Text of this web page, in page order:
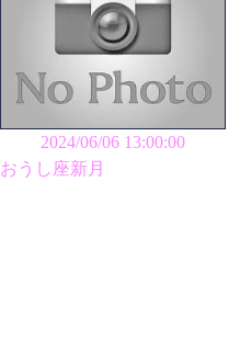
2024/06/06 13:00:00
おうし座新月